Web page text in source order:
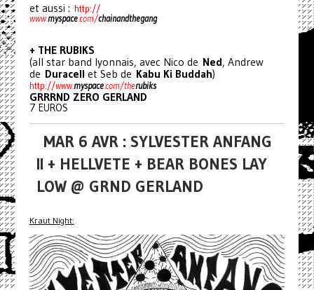
et aussi : http://
www.myspace.com/chainandthegang
+ THE RUBIKS
(all star band lyonnais, avec Nico de Ned, Andrew
de Duracell et Seb de Kabu Ki Buddah)
http://www.myspace.com/therubiks
GRRRND ZERO GERLAND
7 EUROS
MAR 6 AVR : SYLVESTER ANFANG
II + HELLVETE + BEAR BONES LAY
LOW @ GRND GERLAND
Kraut Night: